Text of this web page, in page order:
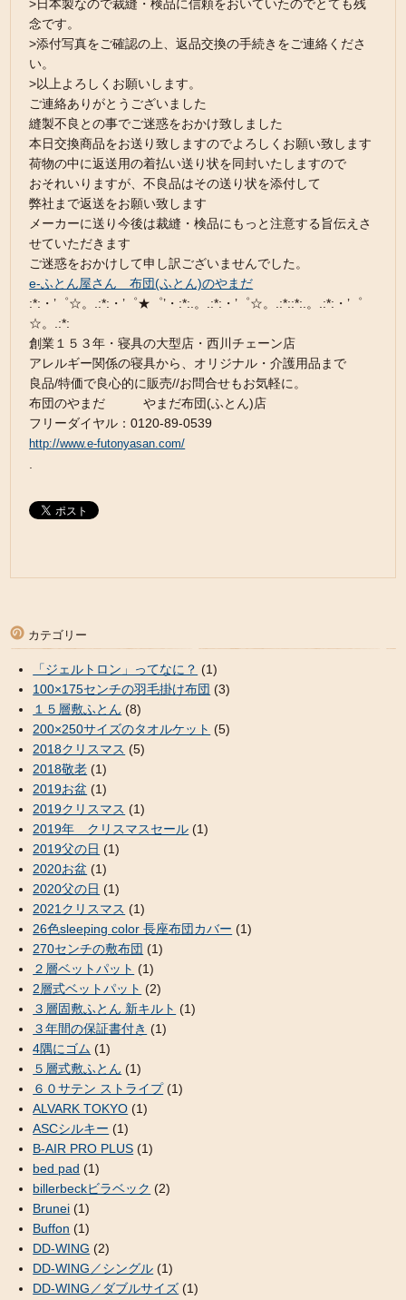
>日本製なので裁縫・検品に信頼をおいていたのでとても残
念です。
>添付写真をご確認の上、返品交換の手続きをご連絡くださ
い。
>以上よろしくお願いします。
ご連絡ありがとうございました
縫製不良との事でご迷惑をおかけ致しました
本日交換商品をお送り致しますのでよろしくお願い致します
荷物の中に返送用の着払い送り状を同封いたしますので
おそれいりますが、不良品はその送り状を添付して
弊社まで返送をお願い致します
メーカーに送り今後は裁縫・検品にもっと注意する旨伝えさ
せていただきます
ご迷惑をおかけして申し訳ございませんでした。
e-ふとん屋さん 布団(ふとん)のやまだ
:*:・’゜☆。.:*:・’゜★゜’・:*:.。.:*:・’゜☆。.:*::*:.。.:*:・’゜
☆。.:*:
創業１５３年・寝具の大型店・西川チェーン店
アレルギー関係の寝具から、オリジナル・介護用品まで
良品/特価で良心的に販売//お問合せもお気軽に。
布団のやまだ やまだ布団(ふとん)店
フリーダイヤル：0120-89-0539
http://www.e-futonyasan.com/
カテゴリー
「ジェルトロン」ってなに？ (1)
100×175センチの羽毛掛け布団 (3)
１５層敷ふとん (8)
200×250サイズのタオルケット (5)
2018クリスマス (5)
2018敬老 (1)
2019お盆 (1)
2019クリスマス (1)
2019年 クリスマスセール (1)
2019父の日 (1)
2020お盆 (1)
2020父の日 (1)
2021クリスマス (1)
26色sleeping color 長座布団カバー (1)
270センチの敷布団 (1)
２層ベットパット (1)
2層式ベットパット (2)
３層固敷ふとん 新キルト (1)
３年間の保証書付き (1)
4隅にゴム (1)
５層式敷ふとん (1)
６０サテン ストライプ(1)
ALVARK TOKYO (1)
ASCシルキー (1)
B-AIR PRO PLUS (1)
bed pad (1)
billerbeckビラベック (2)
Brunei (1)
Buffon (1)
DD-WING (2)
DD-WING／シングル (1)
DD-WING／ダブルサイズ (1)